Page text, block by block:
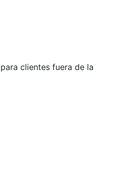
clientes fuera de la